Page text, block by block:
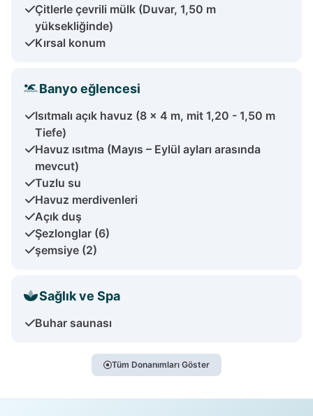
Çitlerle çevrili mülk (Duvar, 1,50 m
yüksekliğinde)
Kırsal konum
Banyo eğlencesi
Isıtmalı açık havuz (8 x 4 m, mit 1,20 - 1,50 m
Tiefe)
Havuz ısıtma (Mayıs – Eylül ayları arasında
mevcut)
Tuzlu su
Havuz merdivenleri
Açık duş
Şezlonglar (6)
şemsiye (2)
Sağlık ve Spa
Buhar saunası
Tüm Donanımları Göster